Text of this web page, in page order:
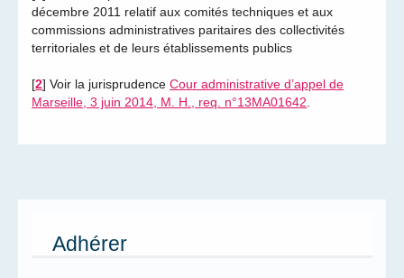
décembre 2011 relatif aux comités techniques et aux
commissions administratives paritaires des collectivités
territoriales et de leurs établissements publics
[2]Voir la jurisprudenceCour administrative d’appel de
Marseille, 3 juin 2014, M. H., req. n°13MA01642.
Adhérer